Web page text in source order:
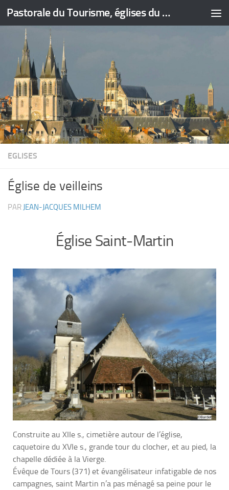
Skip to content Pastorale du Tourisme, églises du Loir-et-Cher
EGLISES
Église de veilleins
PAR JEAN-JACQUES MILHEM
Église Saint-Martin
Construite au XIIe s., cimetière autour de l’église,
caquetoire du XVIe s., grande tour du clocher, et au pied, la
chapelle dédiée à la Vierge.
Évêque de Tours (371) et évangélisateur infatigable de nos
campagnes, saint Martin n’a pas ménagé sa peine pour le